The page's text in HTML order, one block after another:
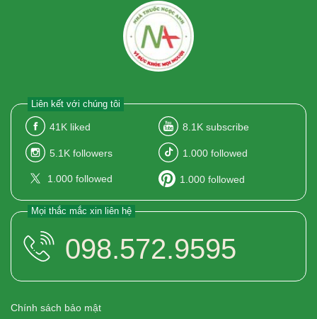
Liên kết với chúng tôi
41K liked 8.1K subscribe
5.1K followers 1.000 followed
1.000 followed 1.000 followed
Mọi thắc mắc xin liên hệ
098.572.9595
Chính sách bảo mật